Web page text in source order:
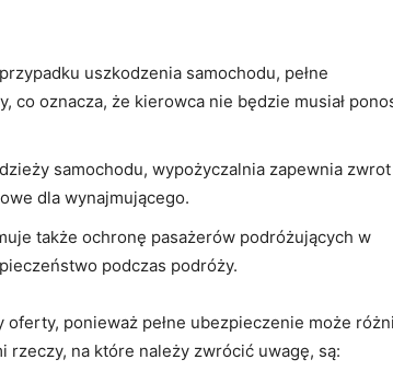
uszkodzenia ⁣samochodu, pełne
co oznacza, że kierowca nie będzie​ musiał
samochodu, wypożyczalnia zapewnia zwrot
dla wynajmującego.
także ochronę pasażerów podróżujących w
podczas ⁢podróży.
oferty, ⁣ponieważ pełne ubezpieczenie może
rzeczy, na które należy zwrócić uwagę, ​są: